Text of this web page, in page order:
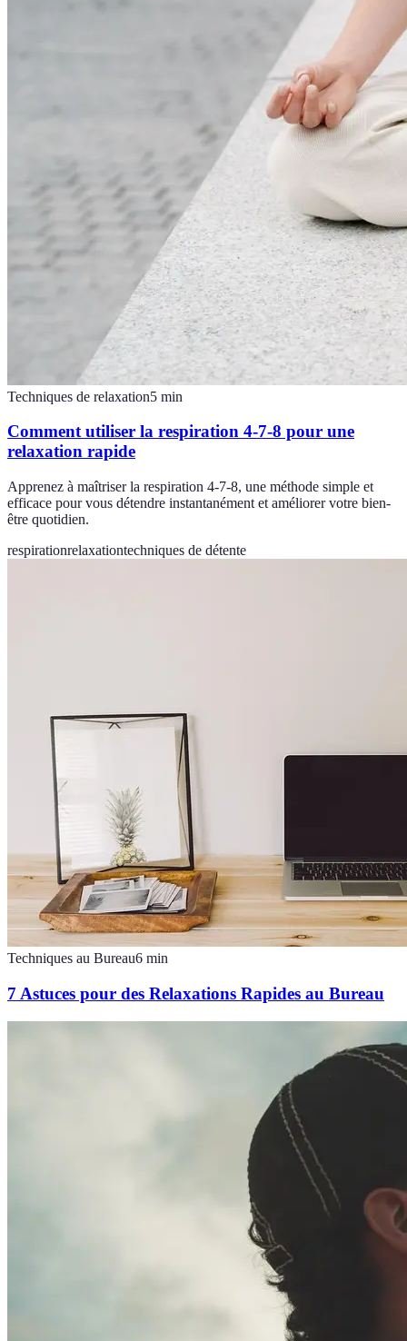
Techniques de relaxation5 min
Comment utiliser la respiration 4-7-8 pour une
relaxation rapide
Apprenez à maîtriser la respiration 4-7-8, une méthode simple et
efficace pour vous détendre instantanément et améliorer votre bien-
être quotidien.
respirationrelaxationtechniques de détente
Techniques au Bureau6 min
7 Astuces pour des Relaxations Rapides au Bureau